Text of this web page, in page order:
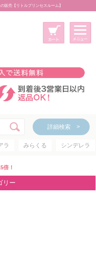
販売【リトルプリンセスルーム】
詳細検索 >
ラ みらくる シンデレラ
倍！
リー
規会員登録
マイページ
ート
詳細検索 >
ムカテゴリー
ズニープリンセス
ニキャラクター